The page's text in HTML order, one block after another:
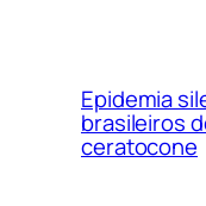
Epidemia
brasileiros
ceratocone